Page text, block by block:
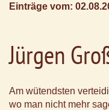
Einträge vom:
Jürgen
Am wütendsten
wo man nicht mehr